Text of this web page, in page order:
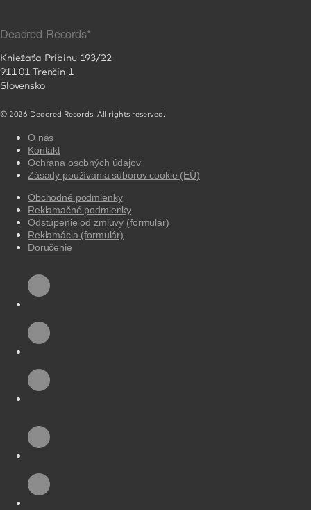
Deadred Records*
Kniežaťa Pribinu 193/22
911 01 Trenčín 1
Slovensko
© 2026 Deadred Records. All rights reserved.
O nás
Kontakt
Ochrana osobných údajov
Zásady používania súborov cookie (EÚ)
Obchodné podmienky
Reklamačné podmienky
Odstúpenie od zmluvy (formulár)
Reklamácia (formulár)
Doručenie